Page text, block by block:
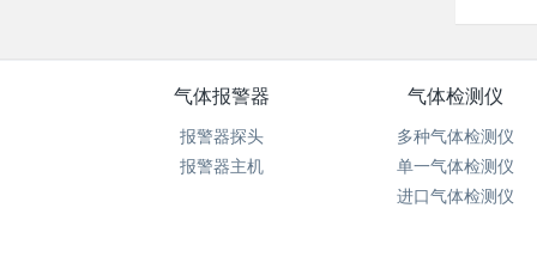
气体报警器
报警器探头
报警器主机
气体检测仪
多种气体检测仪
单一气体检测仪
进口气体检测仪